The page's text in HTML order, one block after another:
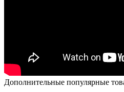
Дополнительные популярные